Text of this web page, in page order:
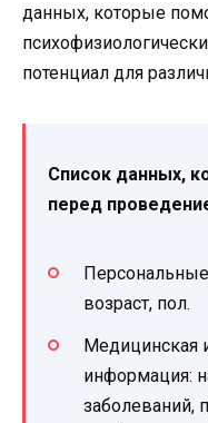
данных, которые
потенциал для
Список данных,
перед
возраст, пол.
Медицинская
информация:
заболеваний,